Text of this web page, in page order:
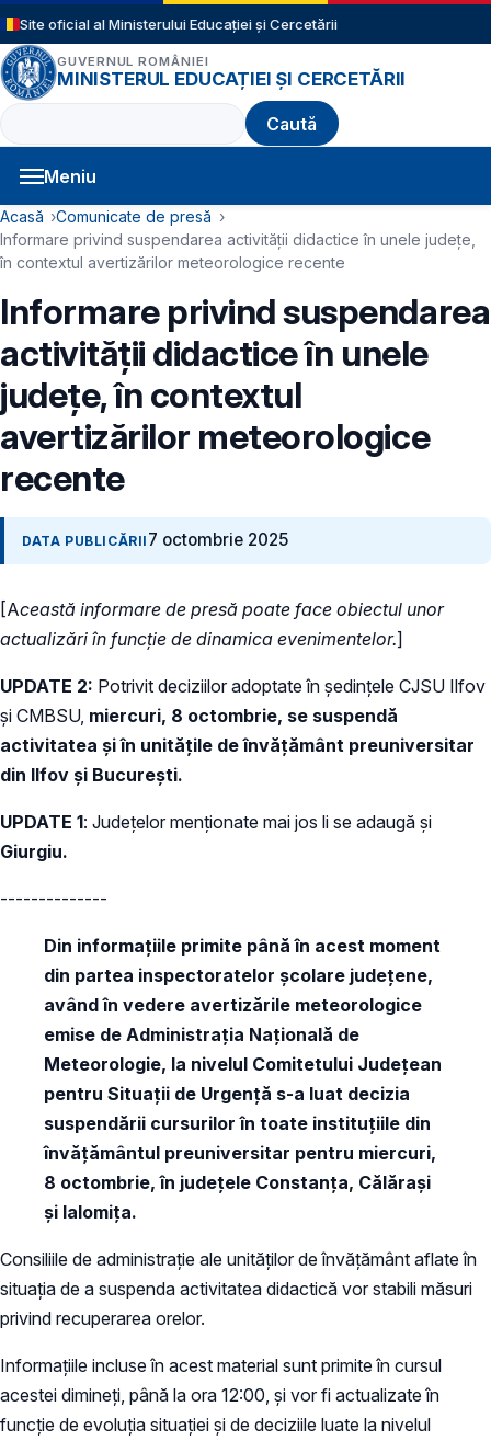
Sari la conținutul principal
Site oficial al Ministerului Educației și Cercetării
GUVERNUL ROMÂNIEI
MINISTERUL EDUCAȚIEI ȘI CERCETĂRII
Caută
Meniu
Navigație principală
Cale de navigare
Acasă
Comunicate de presă
Informare privind suspendarea activității didactice în unele județe,
în contextul avertizărilor meteorologice recente
Informare privind suspendarea
activității didactice în unele
județe, în contextul
avertizărilor meteorologice
recente
DATA PUBLICĂRII 7 octombrie 2025
[Această informare de presă poate face obiectul unor
actualizări în funcție de dinamica evenimentelor.]
UPDATE 2: Potrivit deciziilor adoptate în ședințele CJSU Ilfov
și CMBSU, miercuri, 8 octombrie, se suspendă
activitatea și în unitățile de învățământ preuniversitar
din Ilfov și București.
UPDATE 1: Județelor menționate mai jos li se adaugă și
Giurgiu.
--------------
Din informațiile primite până în acest moment
din partea inspectoratelor școlare județene,
având în vedere avertizările meteorologice
emise de Administrația Națională de
Meteorologie, la nivelul Comitetului Județean
pentru Situații de Urgență s-a luat decizia
suspendării cursurilor în toate instituțiile din
învățământul preuniversitar pentru miercuri,
8 octombrie, în județele Constanța, Călărași
și Ialomița.
Consiliile de administrație ale unităților de învățământ aflate în
situația de a suspenda activitatea didactică vor stabili măsuri
privind recuperarea orelor.
Informațiile incluse în acest material sunt primite în cursul
acestei dimineți, până la ora 12:00, și vor fi actualizate în
funcție de evoluția situației și de deciziile luate la nivelul